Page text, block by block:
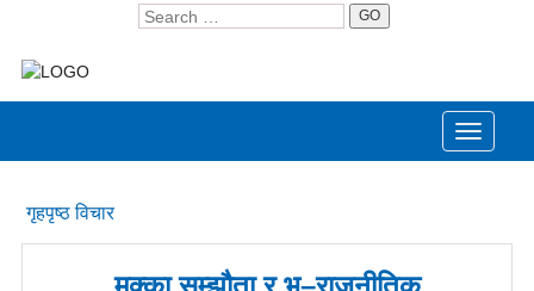
GO
Toggle
गृहपृष्ठविचार